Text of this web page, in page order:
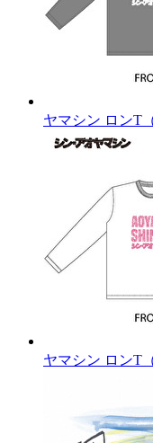
ヤマシン ロンT
ヤマシン ロンT